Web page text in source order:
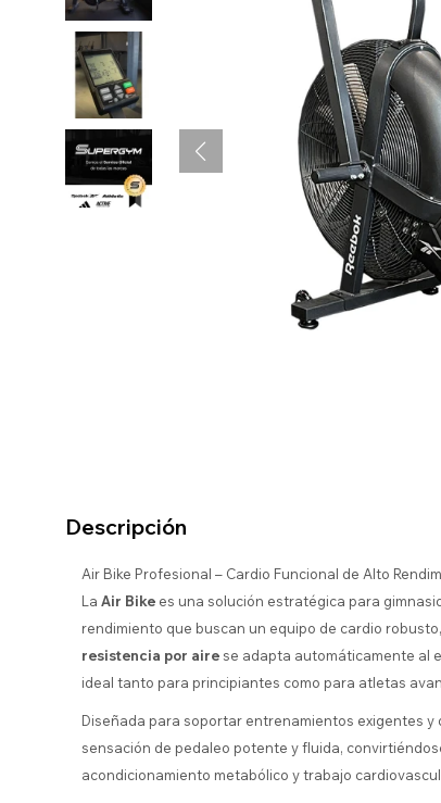
Descripción
Air Bike Profesional – Cardio Funcional de Alto
La Air Bike es una solución estratégica para
rendimiento que buscan un equipo de cardio
resistencia por airese adapta automáticamente al
ideal tanto para principiantes como para atletas
Diseñada para soportar entrenamientos exigentes
sensación de pedaleo potente y fluida,
acondicionamiento metabólico y trabajo